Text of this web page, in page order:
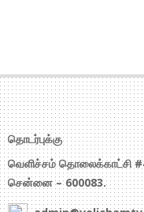
தொடர்புக்கு
வெளிச்சம் தொலைக்காட்சி
சென்னை – 600083.